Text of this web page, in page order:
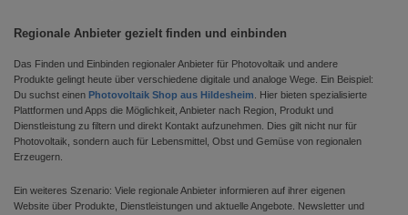
Regionale Anbieter gezielt finden und einbinden
Das Finden und Einbinden regionaler Anbieter für Photovoltaik und andere
Produkte gelingt heute über verschiedene digitale und analoge Wege. Ein Beispiel:
Du suchst einen Photovoltaik Shop aus Hildesheim . Hier bieten spezialisierte
Plattformen und Apps die Möglichkeit, Anbieter nach Region, Produkt und
Dienstleistung zu filtern und direkt Kontakt aufzunehmen. Dies gilt nicht nur für
Photovoltaik, sondern auch für Lebensmittel, Obst und Gemüse von regionalen
Erzeugern.
Ein weiteres Szenario: Viele regionale Anbieter informieren auf ihrer eigenen
Website über Produkte, Dienstleistungen und aktuelle Angebote. Newsletter und